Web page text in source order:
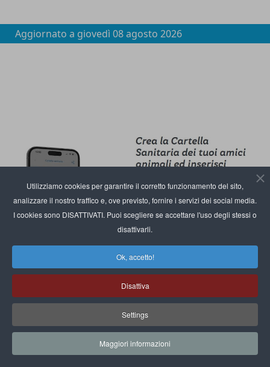
Utilizziamo cookies per garantire il corretto funzionamento del sito,
analizzare il nostro traffico e, ove previsto, fornire i servizi dei social media.
I cookies sono DISATTIVATI. Puoi scegliere se accettare l'uso degli stessi o
disattivarli.
Ok, accetto!
Disattiva
Settings
Maggiori informazioni
Aggiornato a giovedì 08 agosto 2026
La nuova funzionalità dell’app consente di creare una cartella
sanitaria del proprio amico animale